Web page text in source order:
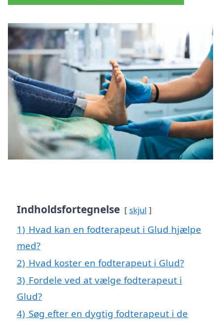
Indholdsfortegnelse skjul
1) Hvad kan en fodterapeut i Glud hjælpe
med?
2) Hvad koster en fodterapeut i Glud?
3) Fordele ved at vælge fodterapeut i
Glud?
4) Søg efter en dygtig fodterapeut i de